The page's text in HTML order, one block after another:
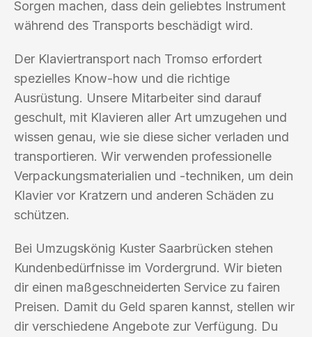
Sorgen machen, dass dein geliebtes Instrument
während des Transports beschädigt wird.
Der Klaviertransport nach Tromso erfordert
spezielles Know-how und die richtige
Ausrüstung. Unsere Mitarbeiter sind darauf
geschult, mit Klavieren aller Art umzugehen und
wissen genau, wie sie diese sicher verladen und
transportieren. Wir verwenden professionelle
Verpackungsmaterialien und -techniken, um dein
Klavier vor Kratzern und anderen Schäden zu
schützen.
Bei Umzugskönig Kuster Saarbrücken stehen
Kundenbedürfnisse im Vordergrund. Wir bieten
dir einen maßgeschneiderten Service zu fairen
Preisen. Damit du Geld sparen kannst, stellen wir
dir verschiedene Angebote zur Verfügung. Du